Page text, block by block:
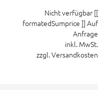
Nicht verfügbar [[
formatedSumprice ]] Auf
Anfrage
inkl. MwSt.
zzgl. Versandkosten